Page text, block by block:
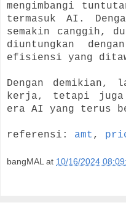
mengimbangi
termasuk AI.
semakin canggih,
diuntungkan
efisiensi yang
Dengan demikian,
kerja, tetapi juga
era AI yang terus
referensi: amt ,
bangMAL at 10/16/2024